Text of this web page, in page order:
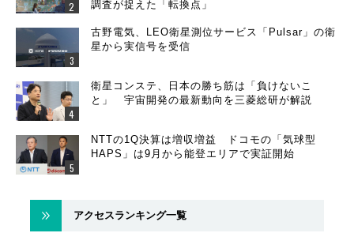
調査が捉えた「転換点」
古野電気、LEO衛星測位サービス「Pulsar」の衛
星から実信号を受信
衛星コンステ、日本の勝ち筋は「負けないこ
と」 宇宙開発の最新動向を三菱総研が解説
NTTの1Q決算は増収増益 ドコモの「気球型
HAPS」は9月から能登エリアで実証開始
アクセスランキング一覧